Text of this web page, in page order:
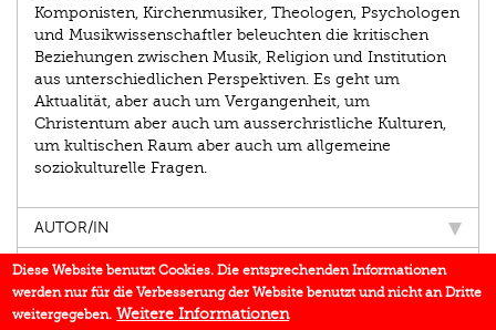
Komponisten, Kirchenmusiker, Theologen, Psychologen
und Musikwissenschaftler beleuchten die kritischen
Beziehungen zwischen Musik, Religion und Institution
aus unterschiedlichen Perspektiven. Es geht um
Aktualität, aber auch um Vergangenheit, um
Christentum aber auch um ausserchristliche Kulturen,
um kultischen Raum aber auch um allgemeine
soziokulturelle Fragen.
AUTOR/IN
EINBLICK
IN DEN MEDIEN
Diese Website benutzt Cookies. Die entsprechenden Informationen
werden nur für die Verbesserung der Website benutzt und nicht an Dritte
weitergegeben. Weitere Informationen